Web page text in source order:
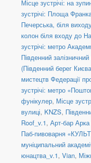
Місце зустрічі: на
зустрічі: Площа
Печерська, біля
колон біля входу до
зустрічі: метро
Південний
(Південний берег
мистецтв Федерації
зустрічі: метро
фунікулер, Місце
вулиці, KNZS,
Roof_v.1, Арт-бар
Паб-пивоварня
муніципальний
юнацтва_v.1, Vian,